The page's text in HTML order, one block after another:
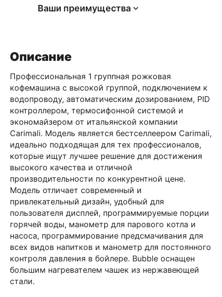
Ваши преимущества
Описание
Профессиональная 1 группная рожковая
кофемашина с высокой группой, подключением к
водопроводу, автоматическим дозированием, PID
контроллером, термосифонной системой и
экономайзером от итальянской компании
Carimali. Модель является бестселлеером Carimali,
идеально подходящая для тех профессионалов,
которые ищут лучшее решение для достижения
высокого качества и отличной
производительности по конкурентной цене.
Модель отличает современный и
привлекательный дизайн, удобный для
пользователя дисплей, программируемые порции
горячей воды, манометр для парового котла и
насоса, программирование предсмачивания для
всех видов напитков и манометр для постоянного
контроля давления в бойлере. Bubble оснащен
большим нагревателем чашек из нержавеющей
стали.